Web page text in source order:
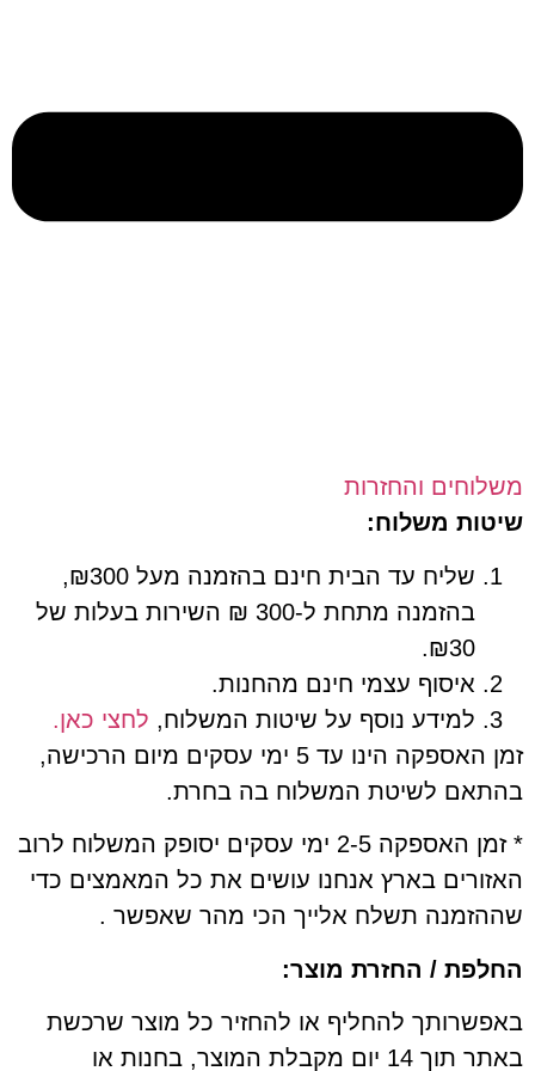
והחזרות
משלוח:
שליח עד הבית חינם בהזמנה מעל ₪300,
בהזמנה מתחת ל-300 ₪ השירות בעלות של
איסוף עצמי חינם מהחנות.
למידע נוסף על שיטות המשלוח,לחצי כאן.
זמן האספקה הינו עד 5 ימי עסקים מיום הרכישה,
לשיטת המשלוח בה בחרת.
* זמן האספקה 2-5 ימי עסקים יסופק המשלוח לרוב
בארץ אנחנו עושים את כל המאמצים כדי
תשלח אלייך הכי מהר שאפשר .
/ החזרת מוצר:
להחליף או להחזיר כל מוצר שרכשת
באתר תוך 14 יום מקבלת המוצר, בחנות או